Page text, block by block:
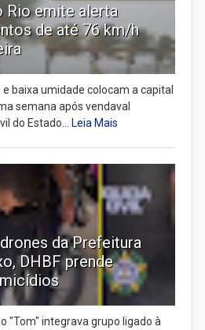
Rio emite alerta
de até 76 km/h
baixa umidade colocam a capital
semana após vendaval
do Estado... Leia Mais
da Prefeitura
DHBF prende
"Tom" integrava grupo ligado à